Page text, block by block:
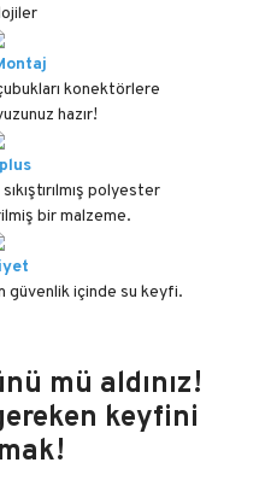
konektörlere
hazır!
polyester
bir malzeme.
güvenlik içinde su keyfi.
mü aldınız!
keyfini